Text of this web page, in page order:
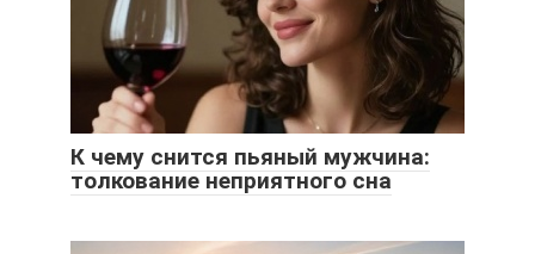
К чему снится пьяный мужчина:
толкование неприятного сна